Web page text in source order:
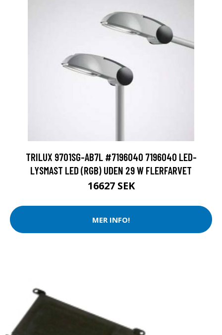
TRILUX 9701SG-AB7L #7196040 7196040 LED-
LYSMAST LED (RGB) UDEN 29 W FLERFARVET
16627 SEK
MER INFO!